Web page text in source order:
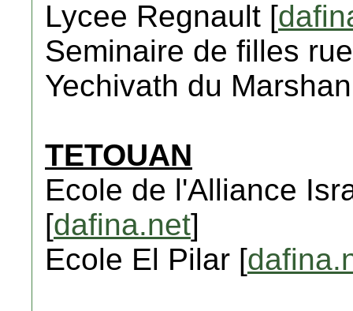
Lycee Regnault [
Seminaire de filles
Yechivath du
TETOUAN
Ecole de l'Alliance
[dafina.net]
Ecole El Pilar [